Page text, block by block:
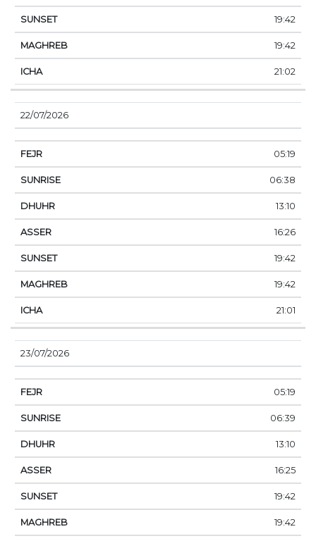
19:42
19:42
21:02
22/07/2026
05:19
06:38
13:10
16:26
19:42
19:42
21:01
23/07/2026
05:19
06:39
13:10
16:25
19:42
19:42